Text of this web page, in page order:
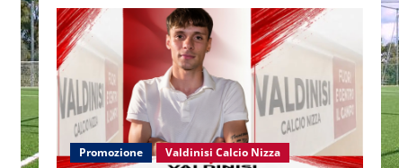
Promozione Valdinisi Calcio Nizza